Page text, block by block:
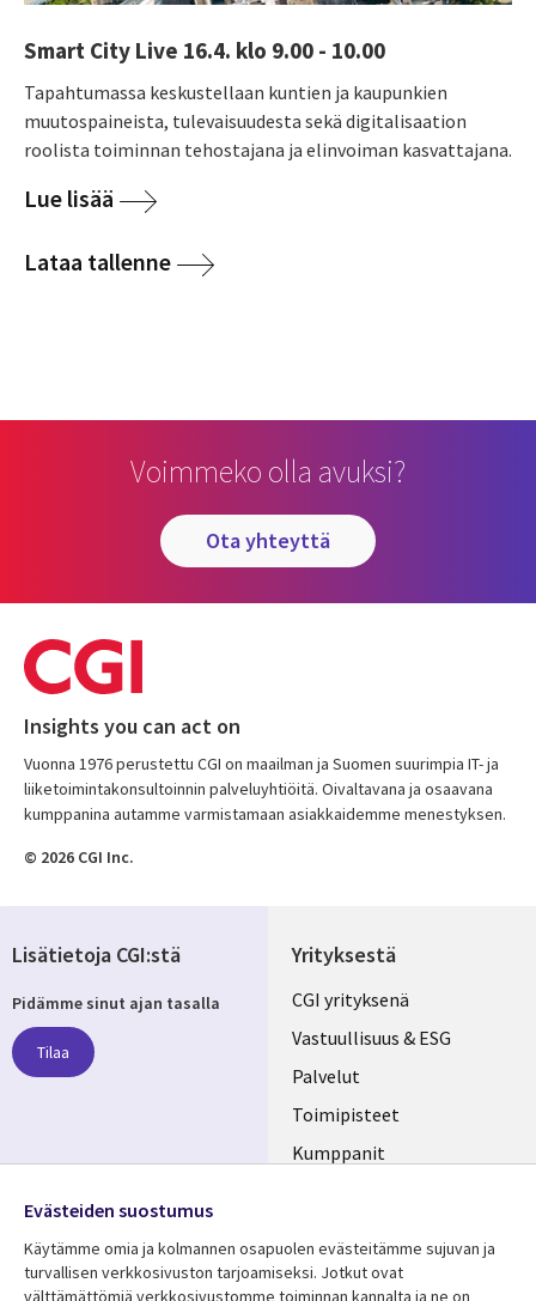
Smart City Live 16.4. klo 9.00 - 10.00
Tapahtumassa keskustellaan kuntien ja kaupunkien
muutospaineista, tulevaisuudesta sekä digitalisaation
roolista toiminnan tehostajana ja elinvoiman kasvattajana.
Lue lisää
Lataa tallenne
Voimmeko olla avuksi?
ota yhteyttä
Insights you can act on
Vuonna 1976 perustettu CGI on maailman ja Suomen suurimpia IT- ja
liiketoimintakonsultoinnin palveluyhtiöitä. Oivaltavana ja osaavana
kumppanina autamme varmistamaan asiakkaidemme menestyksen.
© 2026 CGI Inc.
Yrityksestä
Useful
links
FINLAND
CGI yrityksenä
Vastuullisuus & ESG
Palvelut
Toimipisteet
Kumppanit
Lisätietoja CGI:stä
Pidämme sinut ajan tasalla
Tilaa
Media
FINLAND
Evästeiden suostumus
Käytämme omia ja kolmannen osapuolen evästeitämme sujuvan ja
turvallisen verkkosivuston tarjoamiseksi. Jotkut ovat
välttämättömiä verkkosivustomme toiminnan kannalta ja ne on